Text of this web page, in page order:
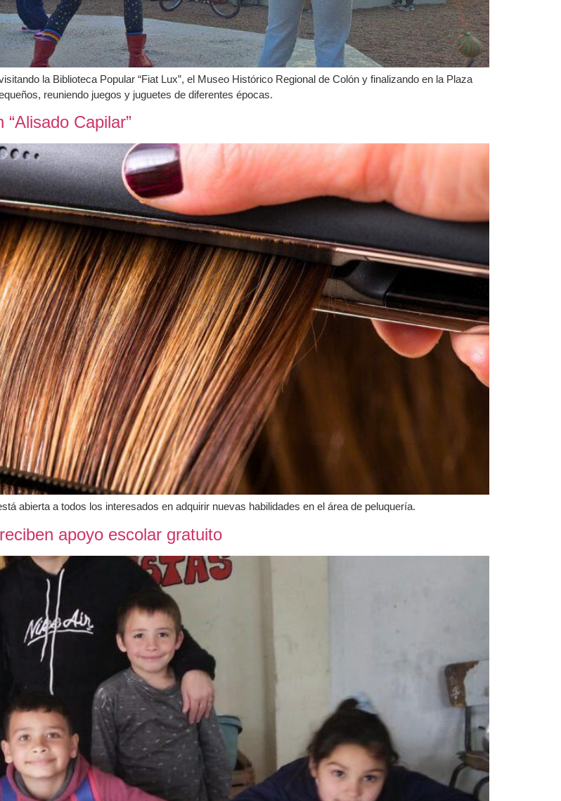
la Biblioteca Popular “Fiat Lux”, el Museo Histórico Regional de Colón y finalizando en la Plaza
reuniendo juegos y juguetes de diferentes épocas.
Capilar”
abierta a todos los interesados en adquirir nuevas habilidades en el área de peluquería.
apoyo escolar gratuito